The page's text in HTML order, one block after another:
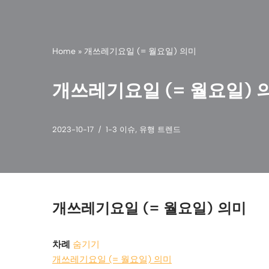
Home » 개쓰레기요일 (= 월요일) 의미
개쓰레기요일 (= 월요일)
2023-10-17 1-3 이슈, 유행 트렌드
개쓰레기요일 (= 월요일) 의미
차례 숨기기
개쓰레기요일 (= 월요일) 의미